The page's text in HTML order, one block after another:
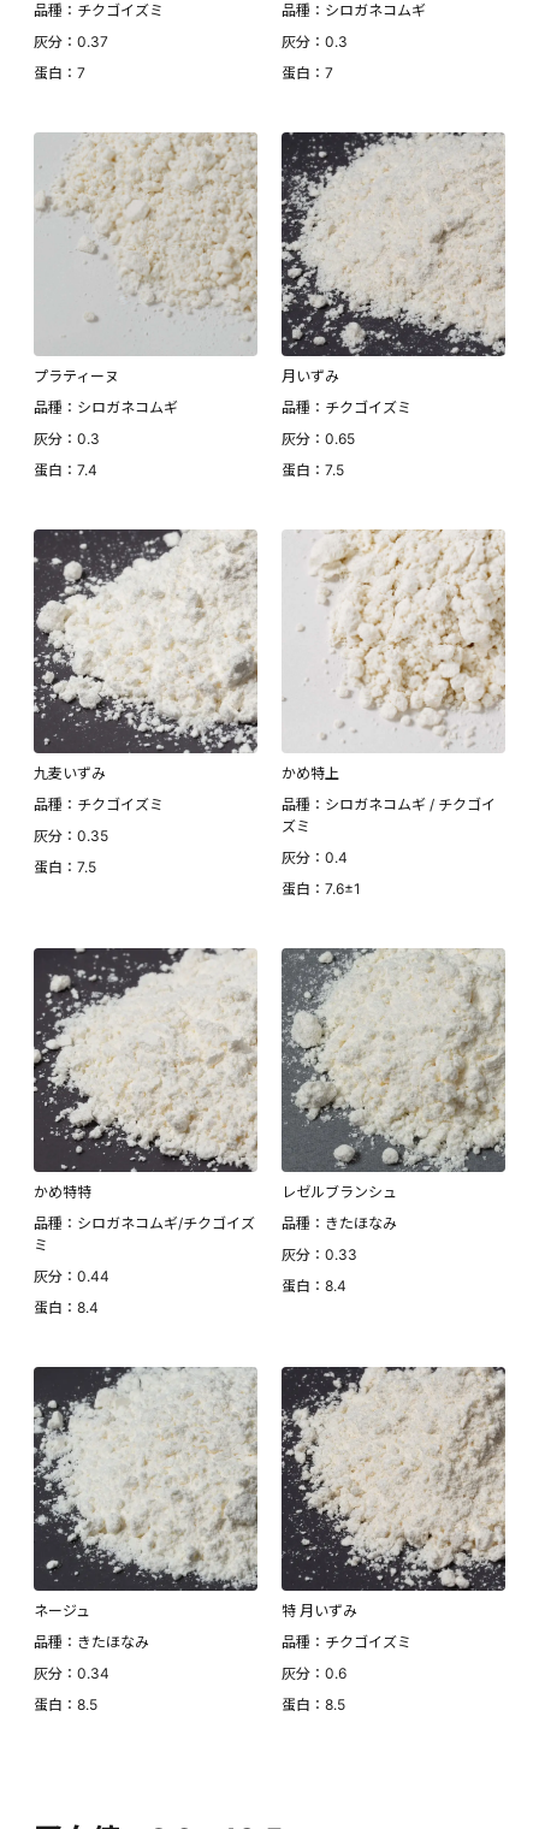
品種：チクゴイズミ
灰分：0.37
蛋白：7
品種：シロガネコムギ
灰分：0.3
蛋白：7
プラティーヌ
品種：シロガネコムギ
灰分：0.3
蛋白：7.4
月いずみ
品種：チクゴイズミ
灰分：0.65
蛋白：7.5
九麦いずみ
品種：チクゴイズミ
灰分：0.35
蛋白：7.5
かめ特上
品種：シロガネコムギ / チクゴイ
ズミ
灰分：0.4
蛋白：7.6±1
かめ特特
品種：シロガネコムギ/チクゴイズ
ミ
灰分：0.44
蛋白：8.4
レゼルブランシュ
品種：きたほなみ
灰分：0.33
蛋白：8.4
ネージュ
品種：きたほなみ
灰分：0.34
蛋白：8.5
特 月いずみ
品種：チクゴイズミ
灰分：0.6
蛋白：8.5